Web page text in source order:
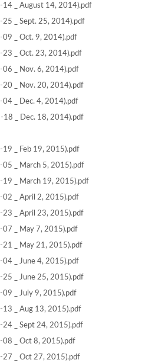
_ August 14, 2014).pdf
_ Sept. 25, 2014).pdf
_ Oct. 9, 2014).pdf
_ Oct. 23, 2014).pdf
_ Nov. 6, 2014).pdf
_ Nov. 20, 2014).pdf
_ Dec. 4, 2014).pdf
_ Dec. 18, 2014).pdf
_ Feb 19, 2015).pdf
_ March 5, 2015).pdf
_ March 19, 2015).pdf
_ April 2, 2015).pdf
_ April 23, 2015).pdf
_ May 7, 2015).pdf
_ May 21, 2015).pdf
_ June 4, 2015).pdf
_ June 25, 2015).pdf
_ July 9, 2015).pdf
_ Aug 13, 2015).pdf
_ Sept 24, 2015).pdf
_ Oct 8, 2015).pdf
_ Oct 27, 2015).pdf